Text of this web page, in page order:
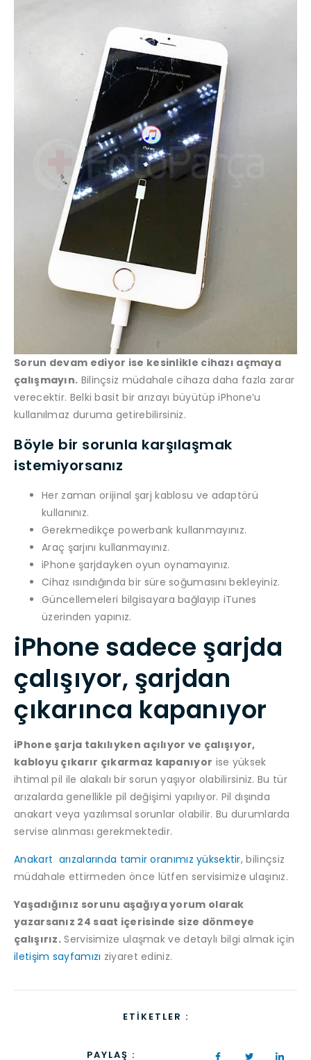
Sorun devam ediyor ise kesinlikle cihazı açmaya
çalışmayın. Bilinçsiz müdahale cihaza daha fazla zarar
verecektir. Belki basit bir arızayı büyütüp iPhone’u
kullanılmaz duruma getirebilirsiniz.
Böyle bir sorunla karşılaşmak
istemiyorsanız
Her zaman orijinal şarj kablosu ve adaptörü
kullanınız.
Gerekmedikçe powerbank kullanmayınız.
Araç şarjını kullanmayınız.
iPhone şarjdayken oyun oynamayınız.
Cihaz ısındığında bir süre soğumasını bekleyiniz.
Güncellemeleri bilgisayara bağlayıp iTunes
üzerinden yapınız.
iPhone sadece şarjda
çalışıyor, şarjdan
çıkarınca kapanıyor
iPhone şarja takılıyken açılıyor ve çalışıyor,
kabloyu çıkarır çıkarmaz kapanıyor ise yüksek
ihtimal pil ile alakalı bir sorun yaşıyor olabilirsiniz. Bu tür
arızalarda genellikle pil değişimi yapılıyor. Pil dışında
anakart veya yazılımsal sorunlar olabilir. Bu durumlarda
servise alınması gerekmektedir.
Anakart arızalarında tamir oranımız yüksektir, bilinçsiz
müdahale ettirmeden önce lütfen servisimize ulaşınız.
Yaşadığınız sorunu aşağıya yorum olarak
yazarsanız 24 saat içerisinde size dönmeye
çalışırız. Servisimize ulaşmak ve detaylı bilgi almak için
iletişim sayfamızı ziyaret ediniz.
ETIKETLER :
PAYLAŞ :